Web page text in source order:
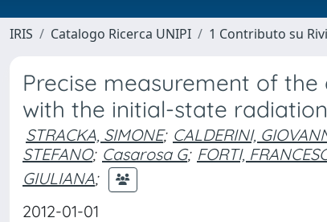
IRIS Catalogo Ricerca UNIPI 1 Contributo su
Precise measurement of
with the initial-state
STRACKA, SIMONE; CALDERINI,
STEFANO; Casarosa G; FORTI,
GIULIANA;
2012-01-01